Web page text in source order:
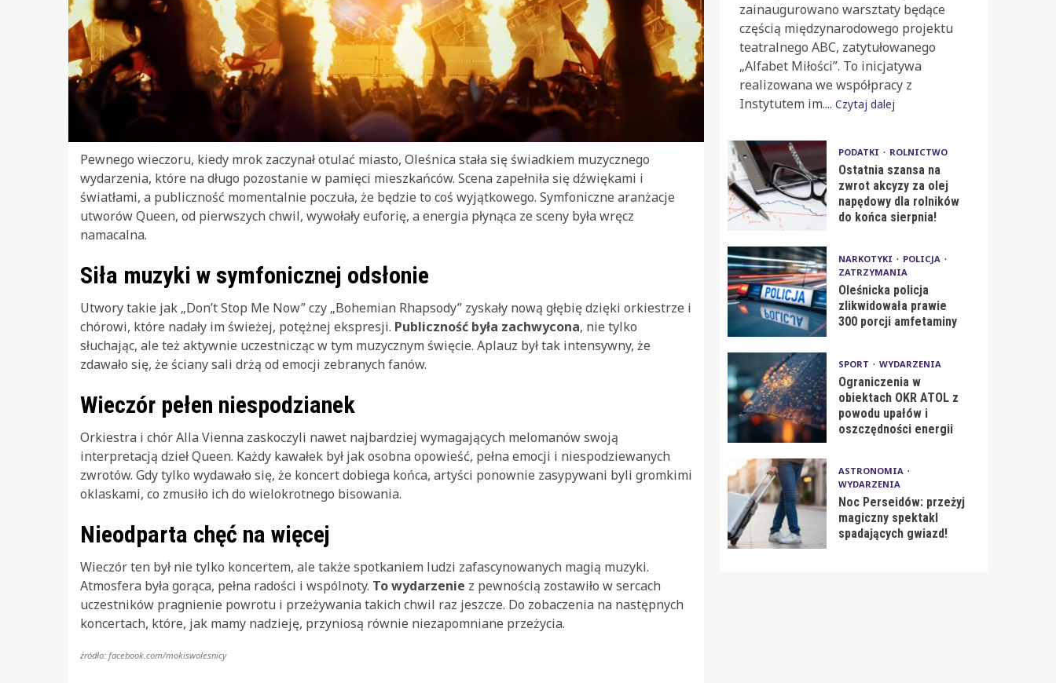
Pewnego wieczoru, kiedy mrok zaczynał otulać miasto, Oleśnica stała się świadkiem muzycznego
wydarzenia, które na długo pozostanie w pamięci mieszkańców. Scena zapełniła się dźwiękami i
światłami, a publiczność momentalnie poczuła, że będzie to coś wyjątkowego. Symfoniczne aranżacje
utworów Queen, od pierwszych chwil, wywołały euforię, a energia płynąca ze sceny była wręcz
namacalna.
Siła muzyki w symfonicznej odsłonie
Utwory takie jak „Don’t Stop Me Now” czy „Bohemian Rhapsody” zyskały nową głębię dzięki orkiestrze i
chórowi, które nadały im świeżej, potężnej ekspresji. Publiczność była zachwycona, nie tylko
słuchając, ale też aktywnie uczestnicząc w tym muzycznym święcie. Aplauz był tak intensywny, że
zdawało się, że ściany sali drżą od emocji zebranych fanów.
Wieczór pełen niespodzianek
Orkiestra i chór Alla Vienna zaskoczyli nawet najbardziej wymagających melomanów swoją
interpretacją dzieł Queen. Każdy kawałek był jak osobna opowieść, pełna emocji i niespodziewanych
zwrotów. Gdy tylko wydawało się, że koncert dobiega końca, artyści ponownie zasypywani byli gromkimi
oklaskami, co zmusiło ich do wielokrotnego bisowania.
Nieodparta chęć na więcej
Wieczór ten był nie tylko koncertem, ale także spotkaniem ludzi zafascynowanych magią muzyki.
Atmosfera była gorąca, pełna radości i wspólnoty. To wydarzenie z pewnością zostawiło w sercach
uczestników pragnienie powrotu i przeżywania takich chwil raz jeszcze. Do zobaczenia na następnych
koncertach, które, jak mamy nadzieję, przyniosą równie niezapomniane przeżycia.
źródło: facebook.com/mokiswolesnicy
zainaugurowano warsztaty będące
częścią międzynarodowego projektu
teatralnego ABC, zatytułowanego
„Alfabet Miłości”. To inicjatywa
realizowana we współpracy z
Instytutem im.... Czytaj dalej
PODATKI ROLNICTWO
Ostatnia szansa na
zwrot akcyzy za olej
napędowy dla rolników
do końca sierpnia!
NARKOTYKI
POLICJA
ZATRZYMANIA
Oleśnicka policja
zlikwidowała prawie
300 porcji amfetaminy
SPORT WYDARZENIA
Ograniczenia w
obiektach OKR ATOL z
powodu upałów i
oszczędności energii
ASTRONOMIA
WYDARZENIA
Noc Perseidów: przeżyj
magiczny spektakl
spadających gwiazd!